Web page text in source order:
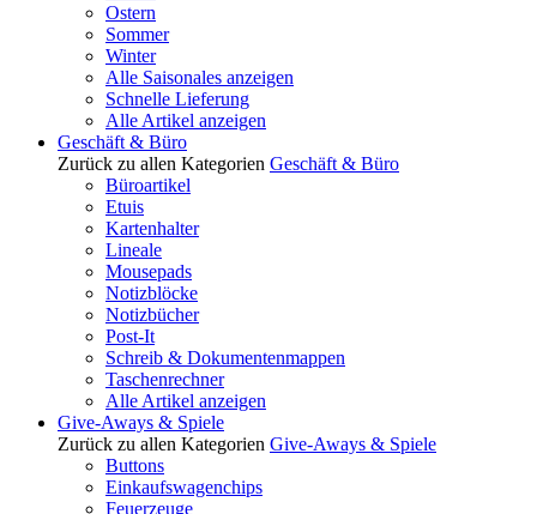
Ostern
Sommer
Winter
Alle Saisonales anzeigen
Schnelle Lieferung
Alle Artikel anzeigen
Geschäft & Büro
Zurück zu allen Kategorien Geschäft & Büro
Büroartikel
Etuis
Kartenhalter
Lineale
Mousepads
Notizblöcke
Notizbücher
Post-It
Schreib & Dokumentenmappen
Taschenrechner
Alle Artikel anzeigen
Give-Aways & Spiele
Zurück zu allen Kategorien Give-Aways & Spiele
Buttons
Einkaufswagenchips
Feuerzeuge